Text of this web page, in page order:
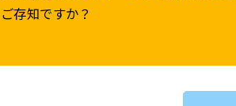
ご存知ですか？